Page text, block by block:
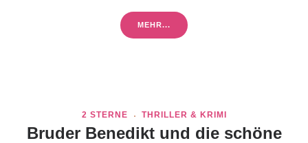
MEHR...
2 STERNE THRILLER & KRIMI
Bruder Benedikt und die schöne